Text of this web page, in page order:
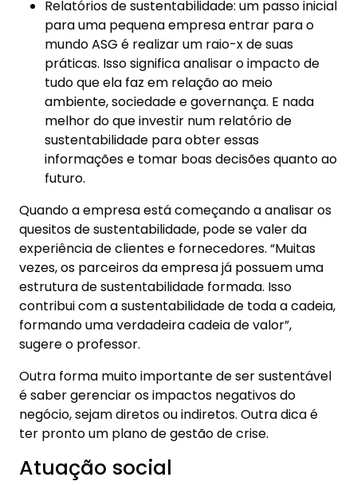
Relatórios de sustentabilidade: um passo inicial
para uma pequena empresa entrar para o
mundo ASG é realizar um raio-x de suas
práticas. Isso significa analisar o impacto de
tudo que ela faz em relação ao meio
ambiente, sociedade e governança. E nada
melhor do que investir num relatório de
sustentabilidade para obter essas
informações e tomar boas decisões quanto ao
futuro.
Quando a empresa está começando a analisar os
quesitos de sustentabilidade, pode se valer da
experiência de clientes e fornecedores. “Muitas
vezes, os parceiros da empresa já possuem uma
estrutura de sustentabilidade formada. Isso
contribui com a sustentabilidade de toda a cadeia,
formando uma verdadeira cadeia de valor”,
sugere o professor.
Outra forma muito importante de ser sustentável
é saber gerenciar os impactos negativos do
negócio, sejam diretos ou indiretos. Outra dica é
ter pronto um plano de gestão de crise.
Atuação social